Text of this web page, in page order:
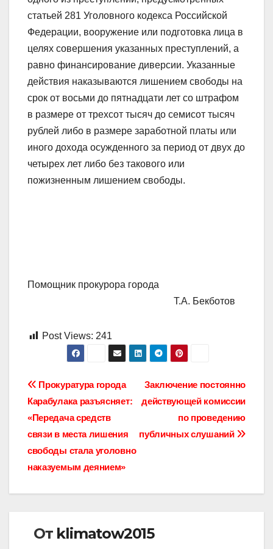
статьей 281 Уголовного кодекса Российской
Федерации, вооружение или подготовка лица в
целях совершения указанных преступлений, а
равно финансирование диверсии. Указанные
действия наказываются лишением свободы на
срок от восьми до пятнадцати лет со штрафом
в размере от трехсот тысяч до семисот тысяч
рублей либо в размере заработной платы или
иного дохода осужденного за период от двух до
четырех лет либо без такового или
пожизненным лишением свободы.
Помощник прокурора города
Т.А. Бекботов
Post Views: 241
Навигация
по
записям
Заключение постоянно
действующей комиссии
по проведению
публичных слушаний
Прокуратура города
Карабулака разъясняет:
«Передача средств
связи в места лишения
свободы стала уголовно
наказуемым деянием»
От klimatow2015